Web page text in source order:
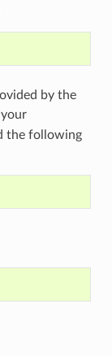
by the
the following